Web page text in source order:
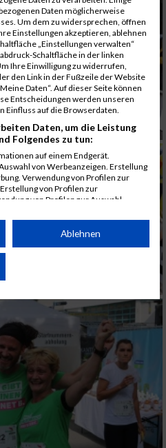
Daten möglicherweise
Um dem zu widersprechen, öffnen
Einstellungen akzeptieren, ablehnen
„Einstellungen verwalten“
Schaltfläche in der linken
Ihre Einwilligung zu widerrufen,
den Link in der Fußzeile der Website
Daten“. Auf dieser Seite können
Entscheidungen werden unseren
Einfluss auf die Browserdaten.
Daten, um die Leistung
Folgendes zu tun:
auf einem Endgerät.
von Werbeanzeigen. Erstellung
Verwendung von Profilen zur
von Profilen zur
von Profilen zur Auswahl
Zielgruppen durch Statistiken oder
Quellen. Entwicklung und
Union weitergegeben und in die
Informationen
zur Auswahl
Ablehnen